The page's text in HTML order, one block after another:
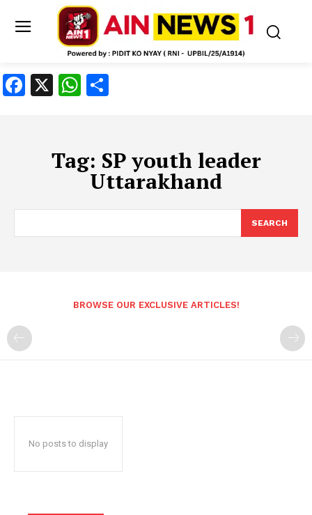
Facebook
X WhatsApp
Tag: SP youth leader
Uttarakhand
SEARCH
BROWSE OUR EXCLUSIVE ARTICLES!
No posts to display